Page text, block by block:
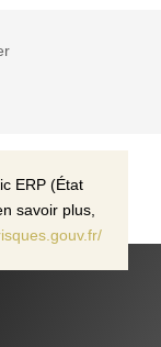
ERP (État
savoir plus,